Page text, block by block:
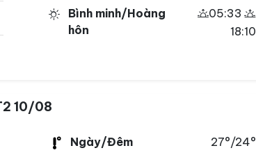
Bình minh/Hoàng
hôn
05:33
18:10
10/08
Ngày/Đêm 27°/24°